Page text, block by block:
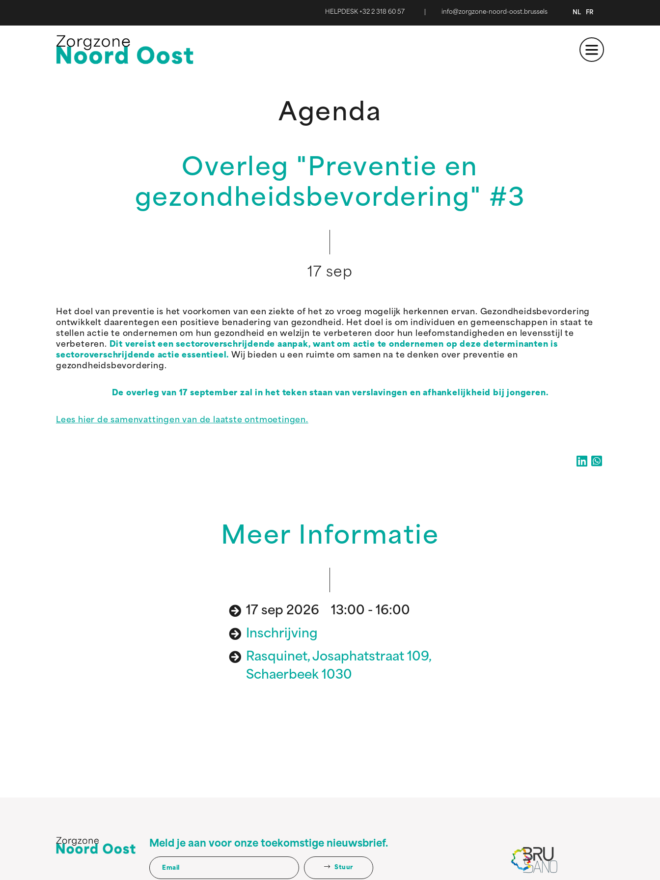
HELPDESK +32 2 318 60 57 info@zorgzone-noord-oost.brussels NL FR
Agenda
Overleg "Preventie en
gezondheidsbevordering" #3
17 sep
Het doel van preventie is het voorkomen van een ziekte of het zo vroeg mogelijk herkennen ervan. Gezondheidsbevordering
ontwikkelt daarentegen een positieve benadering van gezondheid. Het doel is om individuen en gemeenschappen in staat te
stellen actie te ondernemen om hun gezondheid en welzijn te verbeteren door hun leefomstandigheden en levensstijl te
verbeteren.
Dit vereist een sectoroverschrijdende aanpak, want om actie te ondernemen op deze determinanten is
sectoroverschrijdende actie essentieel. Wij bieden u een ruimte om samen na te denken over preventie en
gezondheidsbevordering.
De overleg van 17 september zal in het teken staan van verslavingen en afhankelijkheid bij jongeren.
Lees hier de samenvattingen van de laatste ontmoetingen.
Meer Informatie
17 sep 2026 13:00 - 16:00
Inschrijving
Rasquinet, Josaphatstraat 109,
Schaerbeek 1030
Meld je aan voor onze toekomstige nieuwsbrief.
Stuur